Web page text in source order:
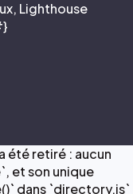
Lighthouse
été retiré : aucun
et son unique
dans `directory.js`